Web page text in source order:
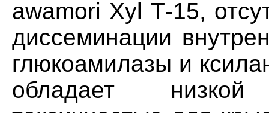
awamori Xyl Т-15,
диссеминации
глюкоамилазы и
обладает